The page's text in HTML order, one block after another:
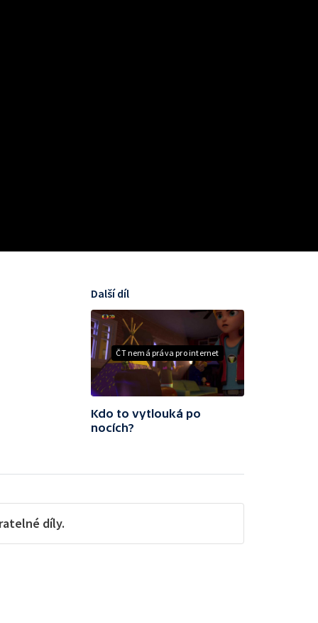
ČT nemá práva pro internet
Další díl
Kdo to vytlouká po
nocích?
díly.